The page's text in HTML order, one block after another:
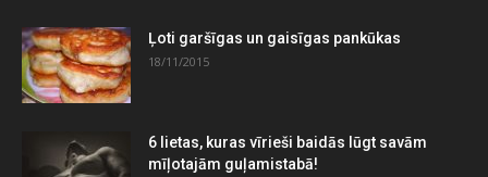
Ļoti garšīgas un gaisīgas pankūkas
18/11/2015
6 lietas, kuras vīrieši baidās lūgt savām
mīļotajām guļamistabā!